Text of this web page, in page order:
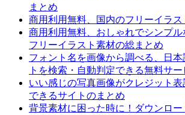
まとめ
商用利用無料、国内のフリーイラ
商用利用無料、おしゃれでシンプ
フリーイラスト素材の総まとめ
フォント名を画像から調べる、日
トを検索・自動判定できる無料サ
いい感じの写真画像がクレジット表
できるサイトのまとめ
背景素材に困った時に！ダウンロ